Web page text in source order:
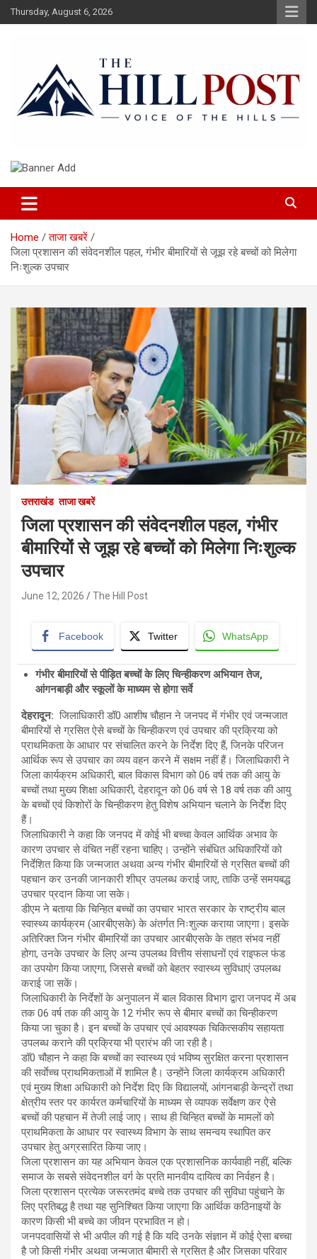
Skip
to
Thursday, August 6, 2026
The Hillpost
Home
ताजा खबरें
जिला प्रशासन की संवेदनशील पहल, गंभीर बीमारियों से जूझ रहे बच्चों को मिलेगा
निःशुल्क उपचार
उत्तराखंड ताजा खबरें
जिला प्रशासन की संवेदनशील पहल, गंभीर
बीमारियों से जूझ रहे बच्चों को मिलेगा निःशुल्क
उपचार
June 12, 2026 The Hill Post
Facebook Twitter WhatsApp
गंभीर बीमारियों से पीड़ित बच्चों के लिए चिन्हीकरण अभियान तेज,
आंगनबाड़ी और स्कूलों के माध्यम से होगा सर्वे
देहरादून: जिलाधिकारी डॉ0 आशीष चौहान ने जनपद में गंभीर एवं जन्मजात
बीमारियों से ग्रसित ऐसे बच्चों के चिन्हीकरण एवं उपचार की प्रक्रिया को
प्राथमिकता के आधार पर संचालित करने के निर्देश दिए हैं, जिनके परिजन
आर्थिक रूप से उपचार का व्यय वहन करने में सक्षम नहीं हैं। जिलाधिकारी ने
जिला कार्यक्रम अधिकारी, बाल विकास विभाग को 06 वर्ष तक की आयु के
बच्चों तथा मुख्य शिक्षा अधिकारी, देहरादून को 06 वर्ष से 18 वर्ष तक की आयु
के बच्चों एवं किशोरों के चिन्हीकरण हेतु विशेष अभियान चलाने के निर्देश दिए
हैं।
जिलाधिकारी ने कहा कि जनपद में कोई भी बच्चा केवल आर्थिक अभाव के
कारण उपचार से वंचित नहीं रहना चाहिए। उन्होंने संबंधित अधिकारियों को
निर्देशित किया कि जन्मजात अथवा अन्य गंभीर बीमारियों से ग्रसित बच्चों की
पहचान कर उनकी जानकारी शीघ्र उपलब्ध कराई जाए, ताकि उन्हें समयबद्ध
उपचार प्रदान किया जा सके।
डीएम ने बताया कि चिन्हित बच्चों का उपचार भारत सरकार के राष्ट्रीय बाल
स्वास्थ्य कार्यक्रम (आरबीएसके) के अंतर्गत निःशुल्क कराया जाएगा। इसके
अतिरिक्त जिन गंभीर बीमारियों का उपचार आरबीएसके के तहत संभव नहीं
होगा, उनके उपचार के लिए अन्य उपलब्ध वित्तीय संसाधनों एवं राइफल फंड
का उपयोग किया जाएगा, जिससे बच्चों को बेहतर स्वास्थ्य सुविधाएं उपलब्ध
कराई जा सकें।
जिलाधिकारी के निर्देशों के अनुपालन में बाल विकास विभाग द्वारा जनपद में अब
तक 06 वर्ष तक की आयु के 12 गंभीर रूप से बीमार बच्चों का चिन्हीकरण
किया जा चुका है। इन बच्चों के उपचार एवं आवश्यक चिकित्सकीय सहायता
उपलब्ध कराने की प्रक्रिया भी प्रारंभ की जा रही है।
डॉ0 चौहान ने कहा कि बच्चों का स्वास्थ्य एवं भविष्य सुरक्षित करना प्रशासन
की सर्वाेच्च प्राथमिकताओं में शामिल है। उन्होंने जिला कार्यक्रम अधिकारी
एवं मुख्य शिक्षा अधिकारी को निर्देश दिए कि विद्यालयों, आंगनबाड़ी केन्द्रों तथा
क्षेत्रीय स्तर पर कार्यरत कर्मचारियों के माध्यम से व्यापक सर्वेक्षण कर ऐसे
बच्चों की पहचान में तेजी लाई जाए। साथ ही चिन्हित बच्चों के मामलों को
प्राथमिकता के आधार पर स्वास्थ्य विभाग के साथ समन्वय स्थापित कर
उपचार हेतु अग्रसारित किया जाए।
जिला प्रशासन का यह अभियान केवल एक प्रशासनिक कार्यवाही नहीं, बल्कि
समाज के सबसे संवेदनशील वर्ग के प्रति मानवीय दायित्व का निर्वहन है।
जिला प्रशासन प्रत्येक जरूरतमंद बच्चे तक उपचार की सुविधा पहुंचाने के
लिए प्रतिबद्ध है तथा यह सुनिश्चित किया जाएगा कि आर्थिक कठिनाइयों के
कारण किसी भी बच्चे का जीवन प्रभावित न हो।
जनपदवासियों से भी अपील की गई है कि यदि उनके संज्ञान में कोई ऐसा बच्चा
है जो किसी गंभीर अथवा जन्मजात बीमारी से ग्रसित है और जिसका परिवार